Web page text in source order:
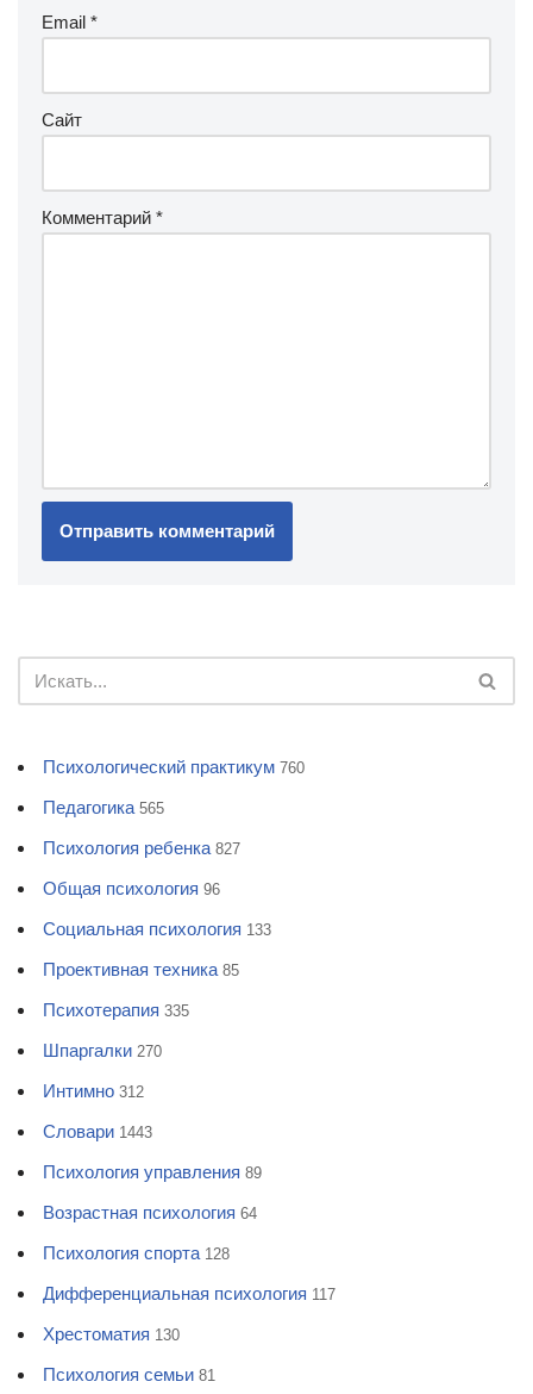
Email *
Сайт
Комментарий *
Психологический практикум 760
Педагогика 565
Психология ребенка 827
Общая психология 96
Социальная психология 133
Проективная техника 85
Психотерапия 335
Шпаргалки 270
Интимно 312
Словари 1443
Психология управления 89
Возрастная психология 64
Психология спорта 128
Дифференциальная психология 117
Хрестоматия 130
Психология семьи 81